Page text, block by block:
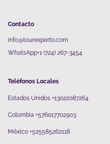
Contacto
info@tourexperto.com
WhatsApp+1 (724) 267-3454
Teléfonos Locales
Estados Unidos +13022087264
Colombia +576017702903
México +525585262118